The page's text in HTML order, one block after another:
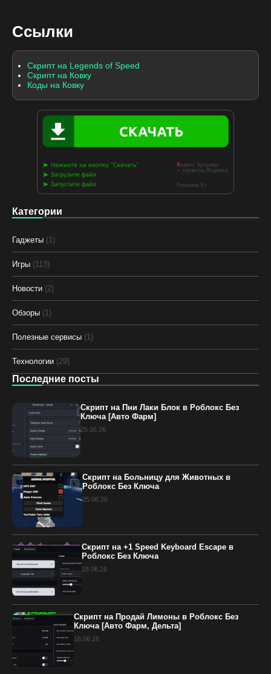
Ссылки
Скрипт на Legends of Speed
Скрипт на Ковку
Коды на Ковку
Категории
Гаджеты (1)
Игры (113)
Новости (2)
Обзоры (1)
Полезные сервисы (1)
Технологии (29)
Последние посты
Скрипт на Пни Лаки Блок в Роблокс Без
Ключа [Авто Фарм]
25.06.26
Скрипт на Больницу для Животных в
Роблокс Без Ключа
25.06.26
Скрипт на +1 Speed Keyboard Escape в
Роблокс Без Ключа
18.06.26
Скрипт на Продай Лимоны в Роблокс Без
Ключа [Авто Фарм, Дельта]
18.06.26